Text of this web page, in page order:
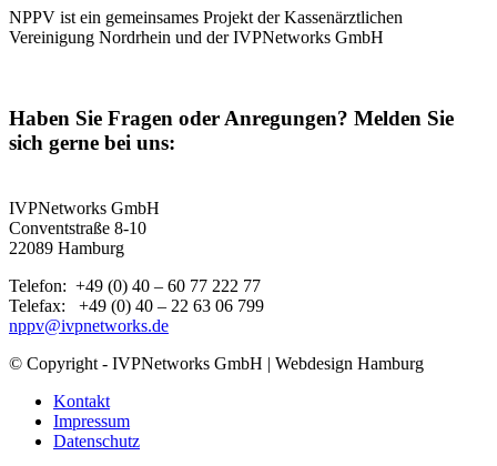
NPPV ist ein gemeinsames Projekt der Kassenärztlichen
Vereinigung Nordrhein und der IVPNetworks GmbH
Haben Sie Fragen oder Anregungen? Melden Sie
sich gerne bei uns:
IVPNetworks GmbH
Conventstraße 8-10
22089 Hamburg
Telefon: +49 (0) 40 – 60 77 222 77
Telefax: +49 (0) 40 – 22 63 06 799
nppv@ivpnetworks.de
© Copyright - IVPNetworks GmbH | Webdesign Hamburg
Kontakt
Impressum
Datenschutz